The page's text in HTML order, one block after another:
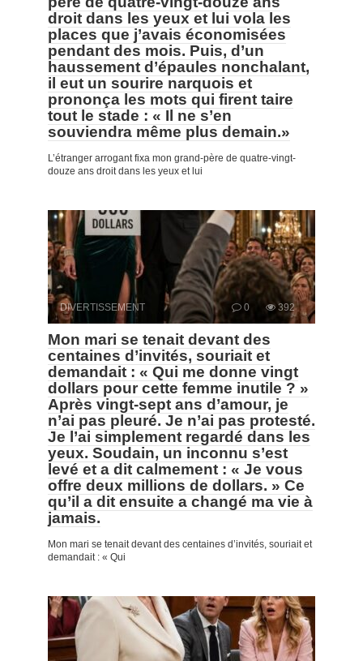
droit dans les yeux et lui vola les
places que j’avais économisées
pendant des mois. Puis, d’un
haussement d’épaules nonchalant,
il eut un sourire narquois et
prononça les mots qui firent taire
tout le stade : « Il ne s’en
souviendra même plus demain.»
L’étranger arrogant fixa mon grand-père de quatre-vingt-
douze ans droit dans les yeux et lui
DIVERTISSEMENT 0 392
Mon mari se tenait devant des
centaines d’invités, souriait et
demandait : « Qui me donne vingt
dollars pour cette femme inutile ? »
Après vingt-sept ans d’amour, je
n’ai pas pleuré. Je n’ai pas protesté.
Je l’ai simplement regardé dans les
yeux. Soudain, un inconnu s’est
levé et a dit calmement : « Je vous
offre deux millions de dollars. » Ce
qu’il a dit ensuite a changé ma vie à
jamais.
Mon mari se tenait devant des centaines d’invités, souriait et
demandait : « Qui